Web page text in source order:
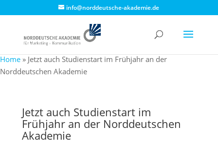
info@norddeutsche-akademie.de
Home » Jetzt auch Studienstart im Frühjahr an der
Norddeutschen Akademie
Jetzt auch Studienstart im
Frühjahr an der Norddeutschen
Akademie